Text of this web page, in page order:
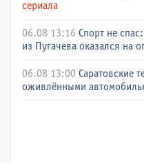
сериала
06.08 13:16 Спорт не
из Пугачева оказался на
06.08 13:00 Саратовские
оживлёнными